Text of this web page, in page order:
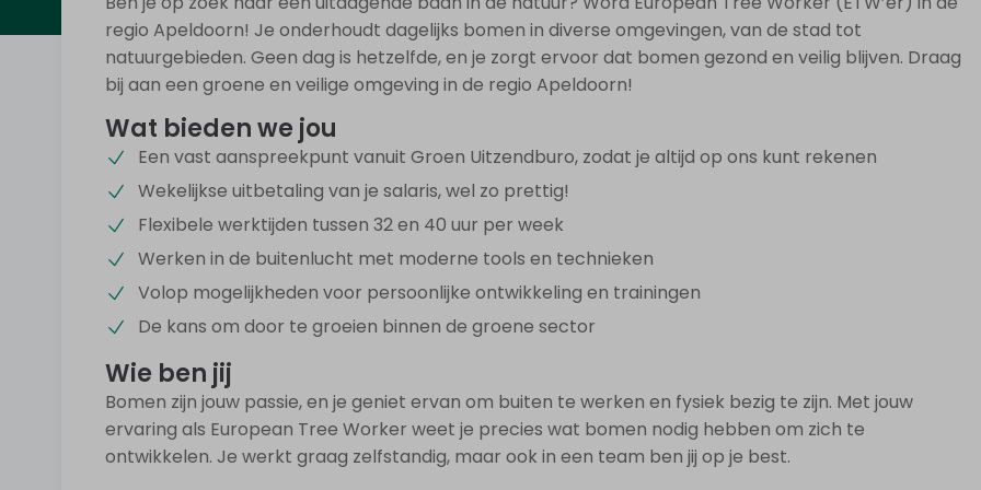
regio Apeldoorn! Je onderhoudt dagelijks bomen in diverse omgevingen, van de stad tot
natuurgebieden. Geen dag is hetzelfde, en je zorgt ervoor dat bomen gezond en veilig blijven. Draag
bij aan een groene en veilige omgeving in de regio Apeldoorn!
Wat bieden we jou
Een vast aanspreekpunt vanuit Groen Uitzendburo, zodat je altijd op ons kunt rekenen
Wekelijkse uitbetaling van je salaris, wel zo prettig!
Flexibele werktijden tussen 32 en 40 uur per week
Werken in de buitenlucht met moderne tools en technieken
Volop mogelijkheden voor persoonlijke ontwikkeling en trainingen
De kans om door te groeien binnen de groene sector
Wie ben jij
Bomen zijn jouw passie, en je geniet ervan om buiten te werken en fysiek bezig te zijn. Met jouw
ervaring als European Tree Worker weet je precies wat bomen nodig hebben om zich te
ontwikkelen. Je werkt graag zelfstandig, maar ook in een team ben jij op je best.